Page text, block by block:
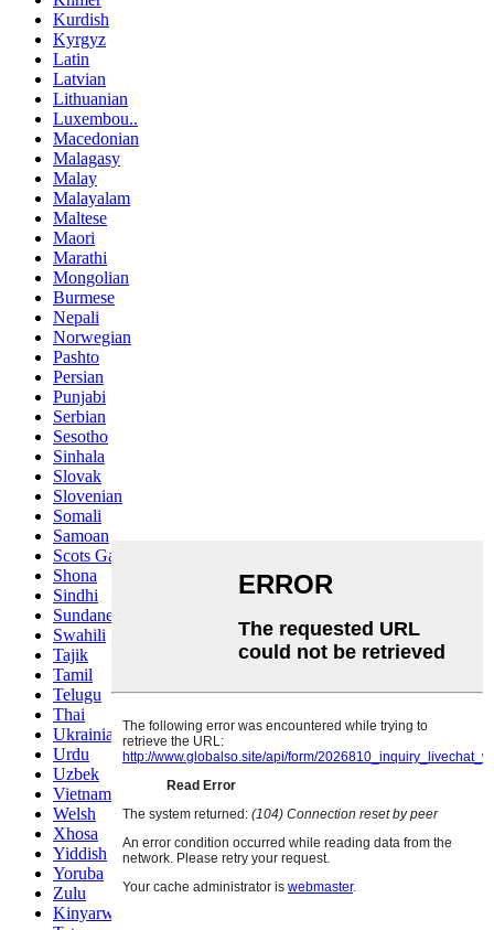
Kurdish
Kyrgyz
Latin
Latvian
Lithuanian
Luxembou..
Macedonian
Malagasy
Malay
Malayalam
Maltese
Maori
Marathi
Mongolian
Burmese
Nepali
Norwegian
Pashto
Persian
Punjabi
Serbian
Sesotho
Sinhala
Slovak
Slovenian
Somali
Samoan
Scots Gaelic
Shona
Sindhi
Sundanese
Swahili
Tajik
Tamil
Telugu
Thai
Ukrainian
Urdu
Uzbek
Vietnamese
Welsh
Xhosa
Yiddish
Yoruba
Zulu
Kinyarwanda